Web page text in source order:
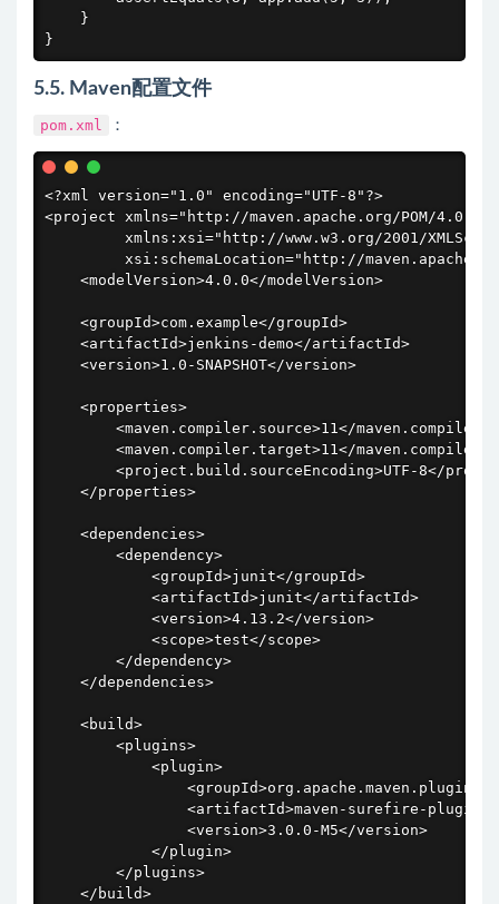
    }
}
5.5. Maven配置文件
pom.xml ：
<?xml version="1.0" encoding="UTF-8"?>
<project xmlns="http://maven.apache.org/POM/4.0.0"
xmlns:xsi="http://www.w3.org/2001/
xsi:schemaLocation="http://
    <modelVersion>4.0.0</modelVersion>
    <groupId>com.example</groupId>
    <artifactId>jenkins-demo</artifactId>
    <version>1.0-SNAPSHOT</version>
    <properties>
<maven.compiler.source>11</
<maven.compiler.target>11</
<project.build.sourceEncoding>UTF-8</
    </properties>
    <dependencies>
        <dependency>
            <groupId>junit</groupId>
            <artifactId>junit</artifactId>
            <version>4.13.2</version>
            <scope>test</scope>
        </dependency>
    </dependencies>
    <build>
        <plugins>
            <plugin>
<artifactId>maven-surefire-
                <version>3.0.0-M5</version>
            </plugin>
        </plugins>
    </build>